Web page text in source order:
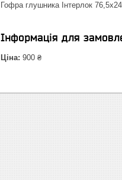
Гофра глушника Інтерлок
Інформація для
Ціна: 900 ₴